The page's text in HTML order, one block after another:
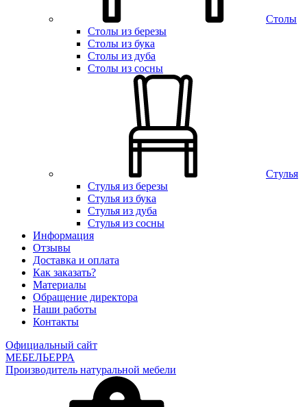
Столы
Столы из березы
Столы из бука
Столы из дуба
Столы из сосны
Стулья
Стулья из березы
Стулья из бука
Стулья из дуба
Стулья из сосны
Информация
Отзывы
Доставка и оплата
Как заказать?
Материалы
Обращение директора
Наши работы
Контакты
Официальный сайт
МЕБЕЛЬЕРРА
Производитель натуральной мебели